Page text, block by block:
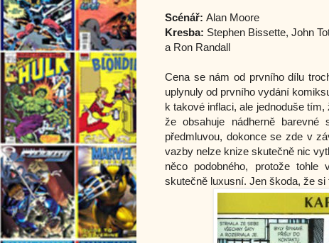
Scénář: Alan Moore
Kresba: Stephen Bissette, John
a Ron Randall
Cena se nám od prvního dílu
uplynuly od prvního vydání
k takové inflaci, ale jednoduše
že obsahuje nádherně
předmluvou, dokonce se zde v
vazby nelze knize skutečně nic
něco podobného, protože
skutečně luxusní. Jen škoda, že